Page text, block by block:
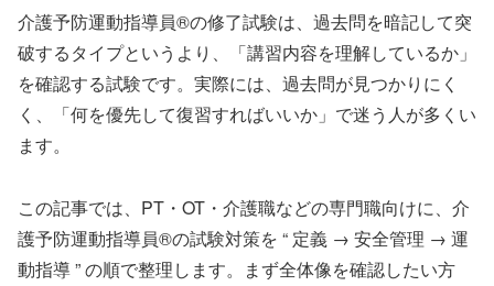
介護予防運動指導員®の修了試験は、過去問を暗記して突
破するタイプというより、「講習内容を理解しているか」
を確認する試験です。実際には、過去問が見つかりにく
く、「何を優先して復習すればいいか」で迷う人が多くい
ます。
この記事では、PT・OT・介護職などの専門職向けに、介
護予防運動指導員®の試験対策を “ 定義 → 安全管理 → 運
動指導 ” の順で整理します。まず全体像を確認したい方